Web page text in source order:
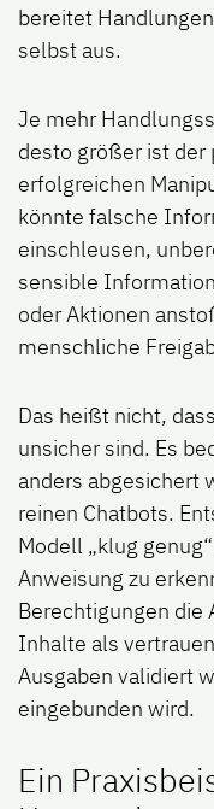
bereitet
selbst aus.
Je mehr
desto größer ist der
erfolgreichen
könnte falsche
einschleusen,
sensible
oder Aktionen
menschliche
Das heißt nicht,
unsicher sind. Es
anders abgesichert
reinen Chatbots.
Modell „klug
Anweisung zu
Berechtigungen die
Inhalte als
Ausgaben validiert
eingebunden wird.
Ein